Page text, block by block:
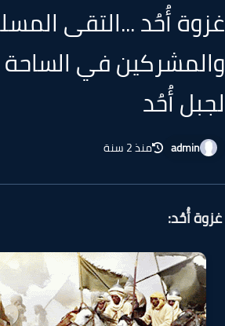
أُحُد ...التقى
في الساحة
أُحُد
admin منذ 2 سنة
أُحُد: